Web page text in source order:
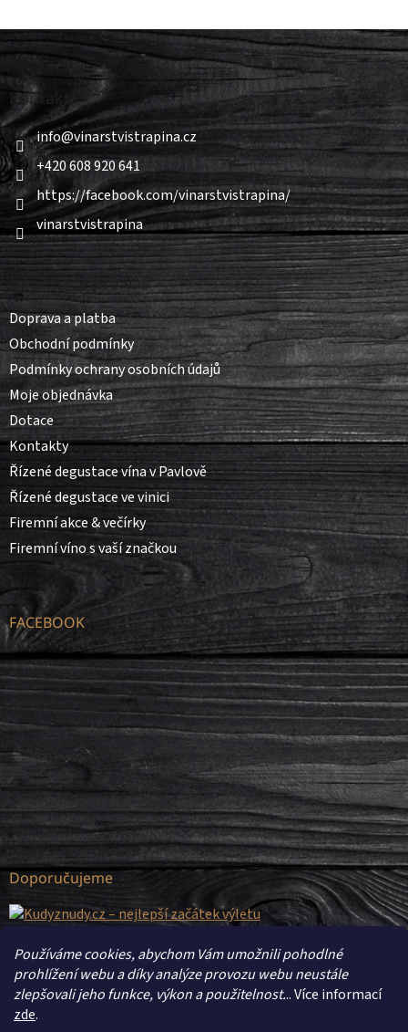
Používáme cookies, abychom Vám umožnili pohodlné
prohlížení webu a díky analýze provozu webu neustále
zlepšovali jeho funkce, výkon a použitelnost... Více informací
zde.
Z
á
p
t
í
Kontakt
info@vinarstvistrapina.cz
+420 608 920 641
https://facebook.com/vinarstvistrapina/
vinarstvistrapina
Informace pro vás
Doprava a platba
Obchodní podmínky
Podmínky ochrany osobních údajů
Moje objednávka
Dotace
Kontakty
Řízené degustace vína v Pavlově
Řízené degustace ve vinici
Firemní akce & večírky
Firemní víno s vaší značkou
FACEBOOK
Doporučujeme